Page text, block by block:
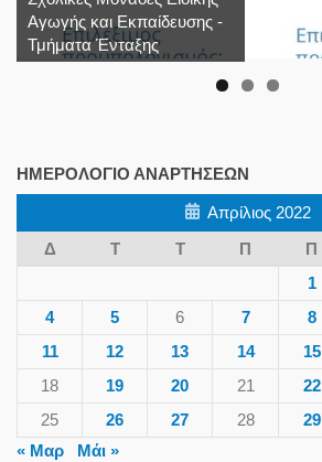
Αγωγής και Εκπαίδευσης -
Τμήματα Ένταξης
ΗΜΕΡΟΛΌΓΙΟ ΑΝΑΡΤΉΣΕΩΝ
Απρίλιος 2022
Δ
Τ Τ Π Π
1
4
5 6 7 8
11
12 13 14 15
18
19 20 21 22
25
26 27 28 29
« Μαρ
Μάι »